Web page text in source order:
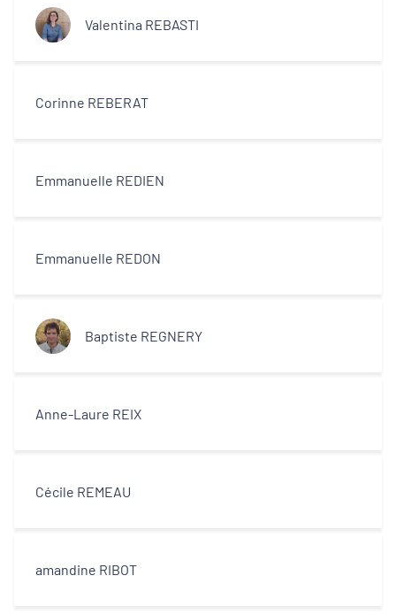
Valentina REBASTI
Corinne REBERAT
Emmanuelle REDIEN
Emmanuelle REDON
Baptiste REGNERY
Anne-Laure REIX
Cécile REMEAU
amandine RIBOT